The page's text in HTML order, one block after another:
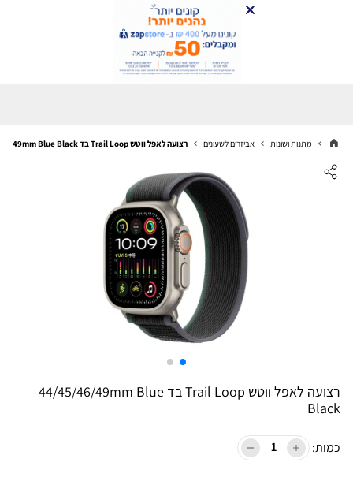
מתנות ושונות אביזרים לשעונים רצועה לאפל ווטש Trail Loop בד 44/45/46/49mm Blue Black
רצועה לאפל ווטש Trail Loop בד 44/45/46/49mm Blue
Black
כמות: